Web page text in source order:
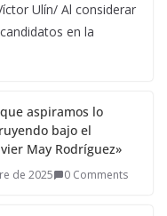
Ulín/ Al considerar
en la
aspiramos lo
bajo el
May Rodríguez»
de 2025 0 Comments